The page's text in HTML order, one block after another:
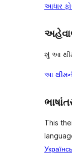
આધાર
શું આ
આ
This